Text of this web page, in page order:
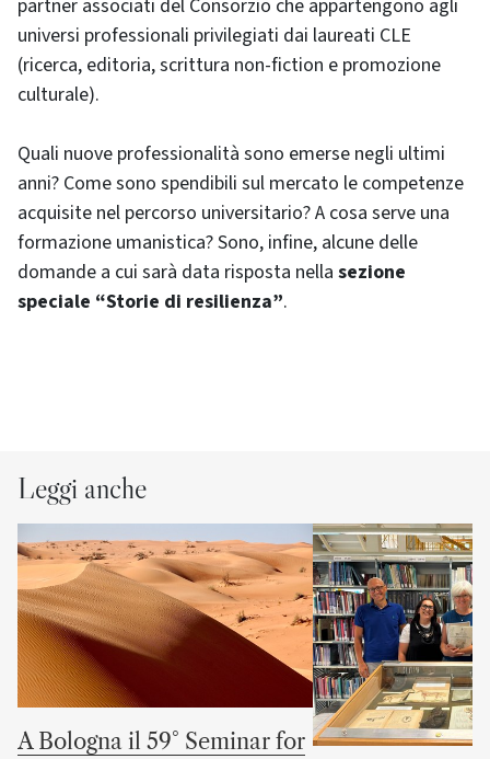
partner associati del Consorzio che appartengono agli
universi professionali privilegiati dai laureati CLE
(ricerca, editoria, scrittura non-fiction e promozione
culturale).
Quali nuove professionalità sono emerse negli ultimi
anni? Come sono spendibili sul mercato le competenze
acquisite nel percorso universitario? A cosa serve una
formazione umanistica? Sono, infine, alcune delle
domande a cui sarà data risposta nella sezione
speciale “Storie di resilienza”.
Leggi anche
A Bologna il 59° Seminar for